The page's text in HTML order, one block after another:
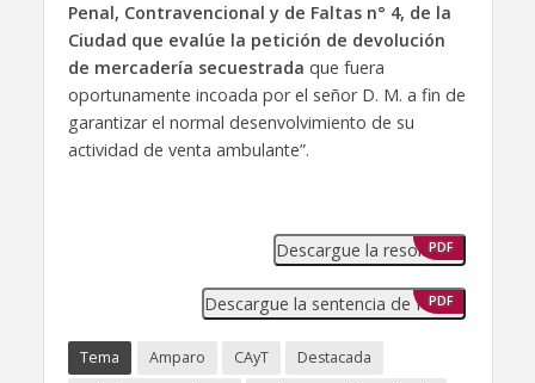
Penal, Contravencional y de Faltas n° 4, de la
Ciudad que evalúe la petición de devolución
de mercadería secuestrada que fuera
oportunamente incoada por el señor D. M. a fin de
garantizar el normal desenvolvimiento de su
actividad de venta ambulante”.
Descargue la resolución
PDF
Descargue la sentencia de fondo
PDF
Tema Amparo CAyT
Destacada